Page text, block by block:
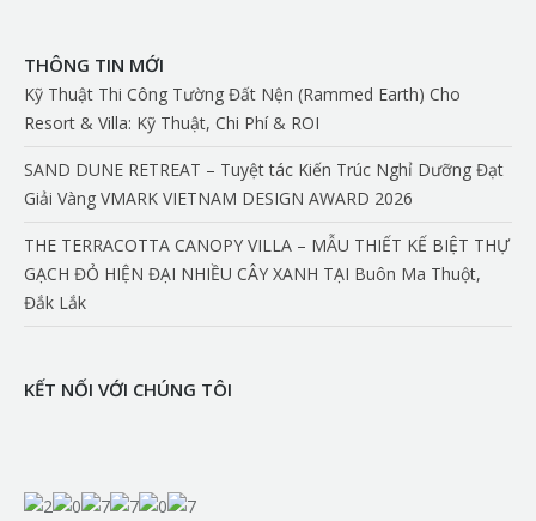
THÔNG TIN MỚI
Kỹ Thuật Thi Công Tường Đất Nện (Rammed Earth) Cho
Resort & Villa: Kỹ Thuật, Chi Phí & ROI
SAND DUNE RETREAT – Tuyệt tác Kiến Trúc Nghỉ Dưỡng Đạt
Giải Vàng VMARK VIETNAM DESIGN AWARD 2026
THE TERRACOTTA CANOPY VILLA – MẪU THIẾT KẾ BIỆT THỰ
GẠCH ĐỎ HIỆN ĐẠI NHIỀU CÂY XANH TẠI Buôn Ma Thuột,
Đắk Lắk
KẾT NỐI VỚI CHÚNG TÔI